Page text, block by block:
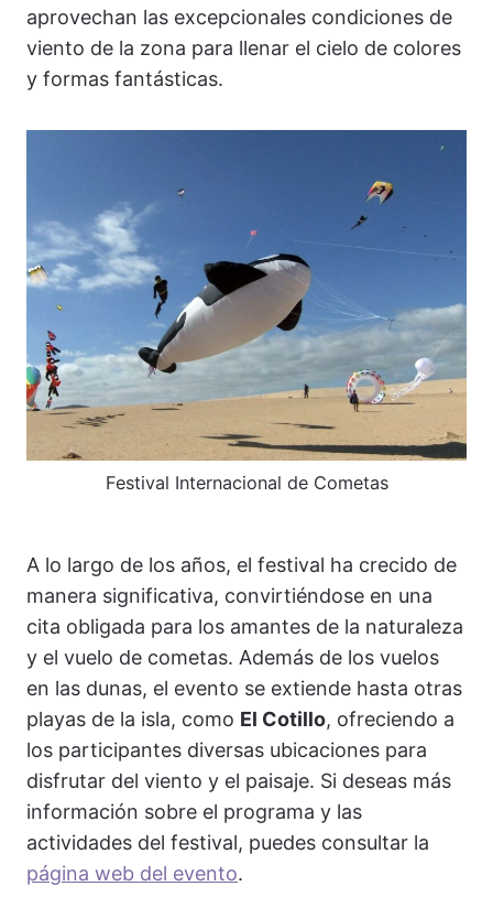
aprovechan las excepcionales condiciones de
viento de la zona para llenar el cielo de colores
y formas fantásticas.
Festival Internacional de Cometas
A lo largo de los años, el festival ha crecido de
manera significativa, convirtiéndose en una
cita obligada para los amantes de la naturaleza
y el vuelo de cometas. Además de los vuelos
en las dunas, el evento se extiende hasta otras
playas de la isla, como El Cotillo, ofreciendo a
los participantes diversas ubicaciones para
disfrutar del viento y el paisaje. Si deseas más
información sobre el programa y las
actividades del festival, puedes consultar la
página web del evento.